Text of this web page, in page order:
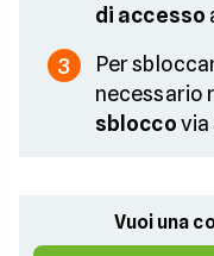
di accesso
3
Per
necessario
sbloccovia
Vuoi una